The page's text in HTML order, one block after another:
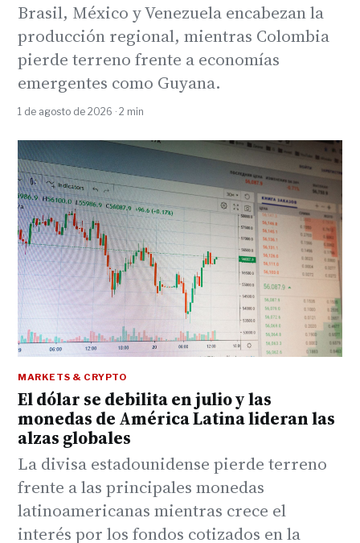
Brasil, México y Venezuela encabezan la
producción regional, mientras Colombia
pierde terreno frente a economías
emergentes como Guyana.
1 de agosto de 2026 · 2 min
MARKETS & CRYPTO
El dólar se debilita en julio y las
monedas de América Latina lideran las
alzas globales
La divisa estadounidense pierde terreno
frente a las principales monedas
latinoamericanas mientras crece el
interés por los fondos cotizados en la